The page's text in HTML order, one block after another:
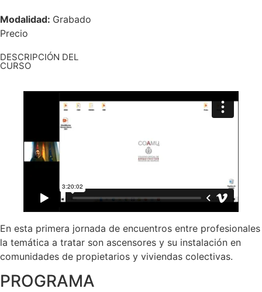
Modalidad: Grabado
Precio
DESCRIPCIÓN DEL
CURSO
En esta primera jornada de encuentros entre profesionales
la temática a tratar son ascensores y su instalación en
comunidades de propietarios y viviendas colectivas.
PROGRAMA